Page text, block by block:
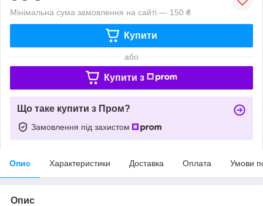
Мінімальна сума замовлення на сайті — 150 ₴
Купити
або
Купити з
Що таке купити з Пром?
Замовлення під захистом
Опис Характеристики Доставка Оплата Умови
Опис